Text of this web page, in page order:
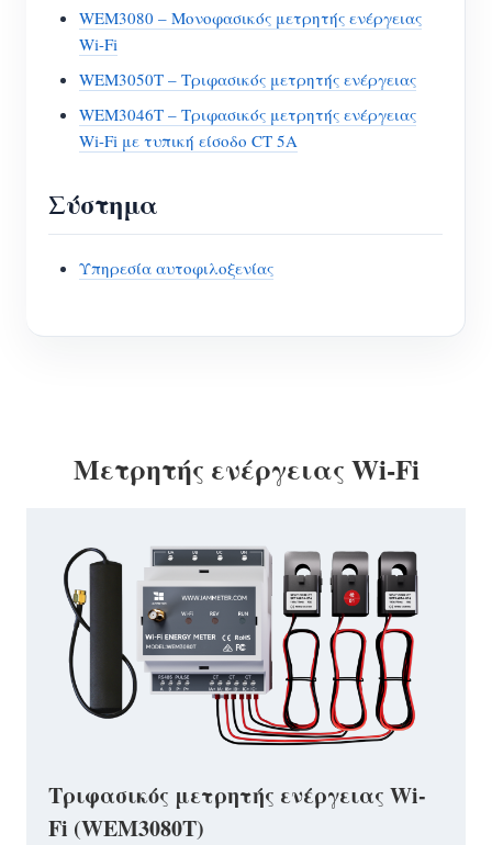
WEM3080 – Μονοφασικός μετρητής ενέργειας
Wi-Fi
WEM3050T – Τριφασικός μετρητής ενέργειας
WEM3046T – Τριφασικός μετρητής ενέργειας
Wi-Fi με τυπική είσοδο CT 5A
Σύστημα
Υπηρεσία αυτοφιλοξενίας
Μετρητής ενέργειας Wi-Fi
Τριφασικός μετρητής ενέργειας Wi-
Fi (WEM3080T)